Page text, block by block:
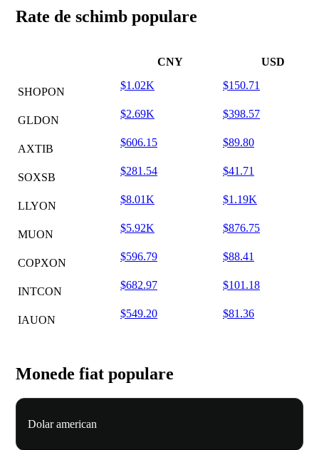
Rate de schimb populare
CNY USD
SHOPON
$1.02K $150.71
GLDON
$2.69K $398.57
AXTIB
$606.15 $89.80
SOXSB
$281.54 $41.71
LLYON
$8.01K $1.19K
MUON
$5.92K $876.75
COPXON
$596.79 $88.41
INTCON
$682.97 $101.18
IAUON
$549.20 $81.36
Monede fiat populare
Dolar american